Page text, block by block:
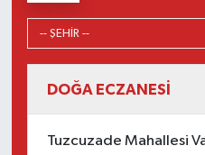
DOĞA ECZANESİ
Tuzcuzade Mahallesi